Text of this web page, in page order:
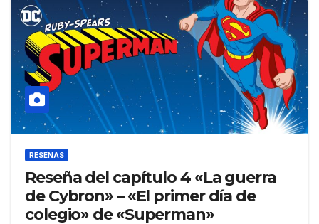
RESEÑAS
Reseña del capítulo 4 «La guerra
de Cybron» – «El primer día de
colegio» de «Superman»